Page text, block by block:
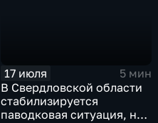
17 июля
5 мин
В Свердловской области
стабилизируется
паводковая ситуация, но